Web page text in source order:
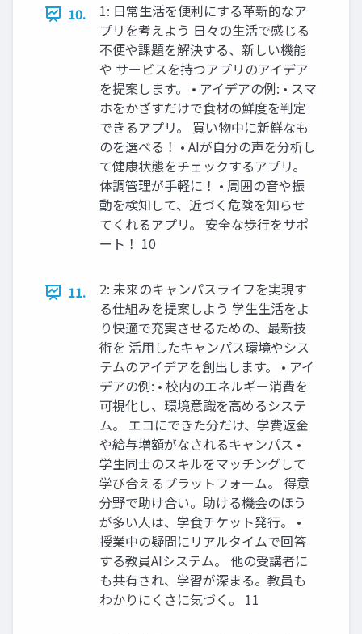
10.
1: 日常生活を便利にする革新的なア
プリを考えよう 日々の生活で感じる
不便や課題を解決する、新しい機能
や サービスを持つアプリのアイデア
を提案します。 • アイデアの例: • スマ
ホをかざすだけで食材の鮮度を判定
できるアプリ。 買い物中に新鮮なも
のを選べる！ • AIが自分の声を分析し
て健康状態をチェックするアプリ。
体調管理が手軽に！ • 周囲の音や振
動を検知して、近づく危険を知らせ
てくれるアプリ。 安全な歩行をサポ
ート！ 10
11.
2: 未来のキャンパスライフを実現す
る仕組みを提案しよう 学生生活をよ
り快適で充実させるための、最新技
術を 活用したキャンパス環境やシス
テムのアイデアを創出します。 • アイ
デアの例: • 校内のエネルギー消費を
可視化し、環境意識を高めるシステ
ム。 エコにできた分だけ、学費返金
や給与増額がなされるキャンパス •
学生同士のスキルをマッチングして
学び合えるプラットフォーム。 得意
分野で助け合い。助ける機会のほう
が多い人は、学食チケット発行。 •
授業中の疑問にリアルタイムで回答
する教員AIシステム。 他の受講者に
も共有され、学習が深まる。教員も
わかりにくさに気づく。 11